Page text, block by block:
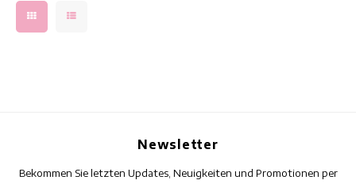
Newsletter
Bekommen Sie letzten Updates, Neuigkeiten und Promotionen per